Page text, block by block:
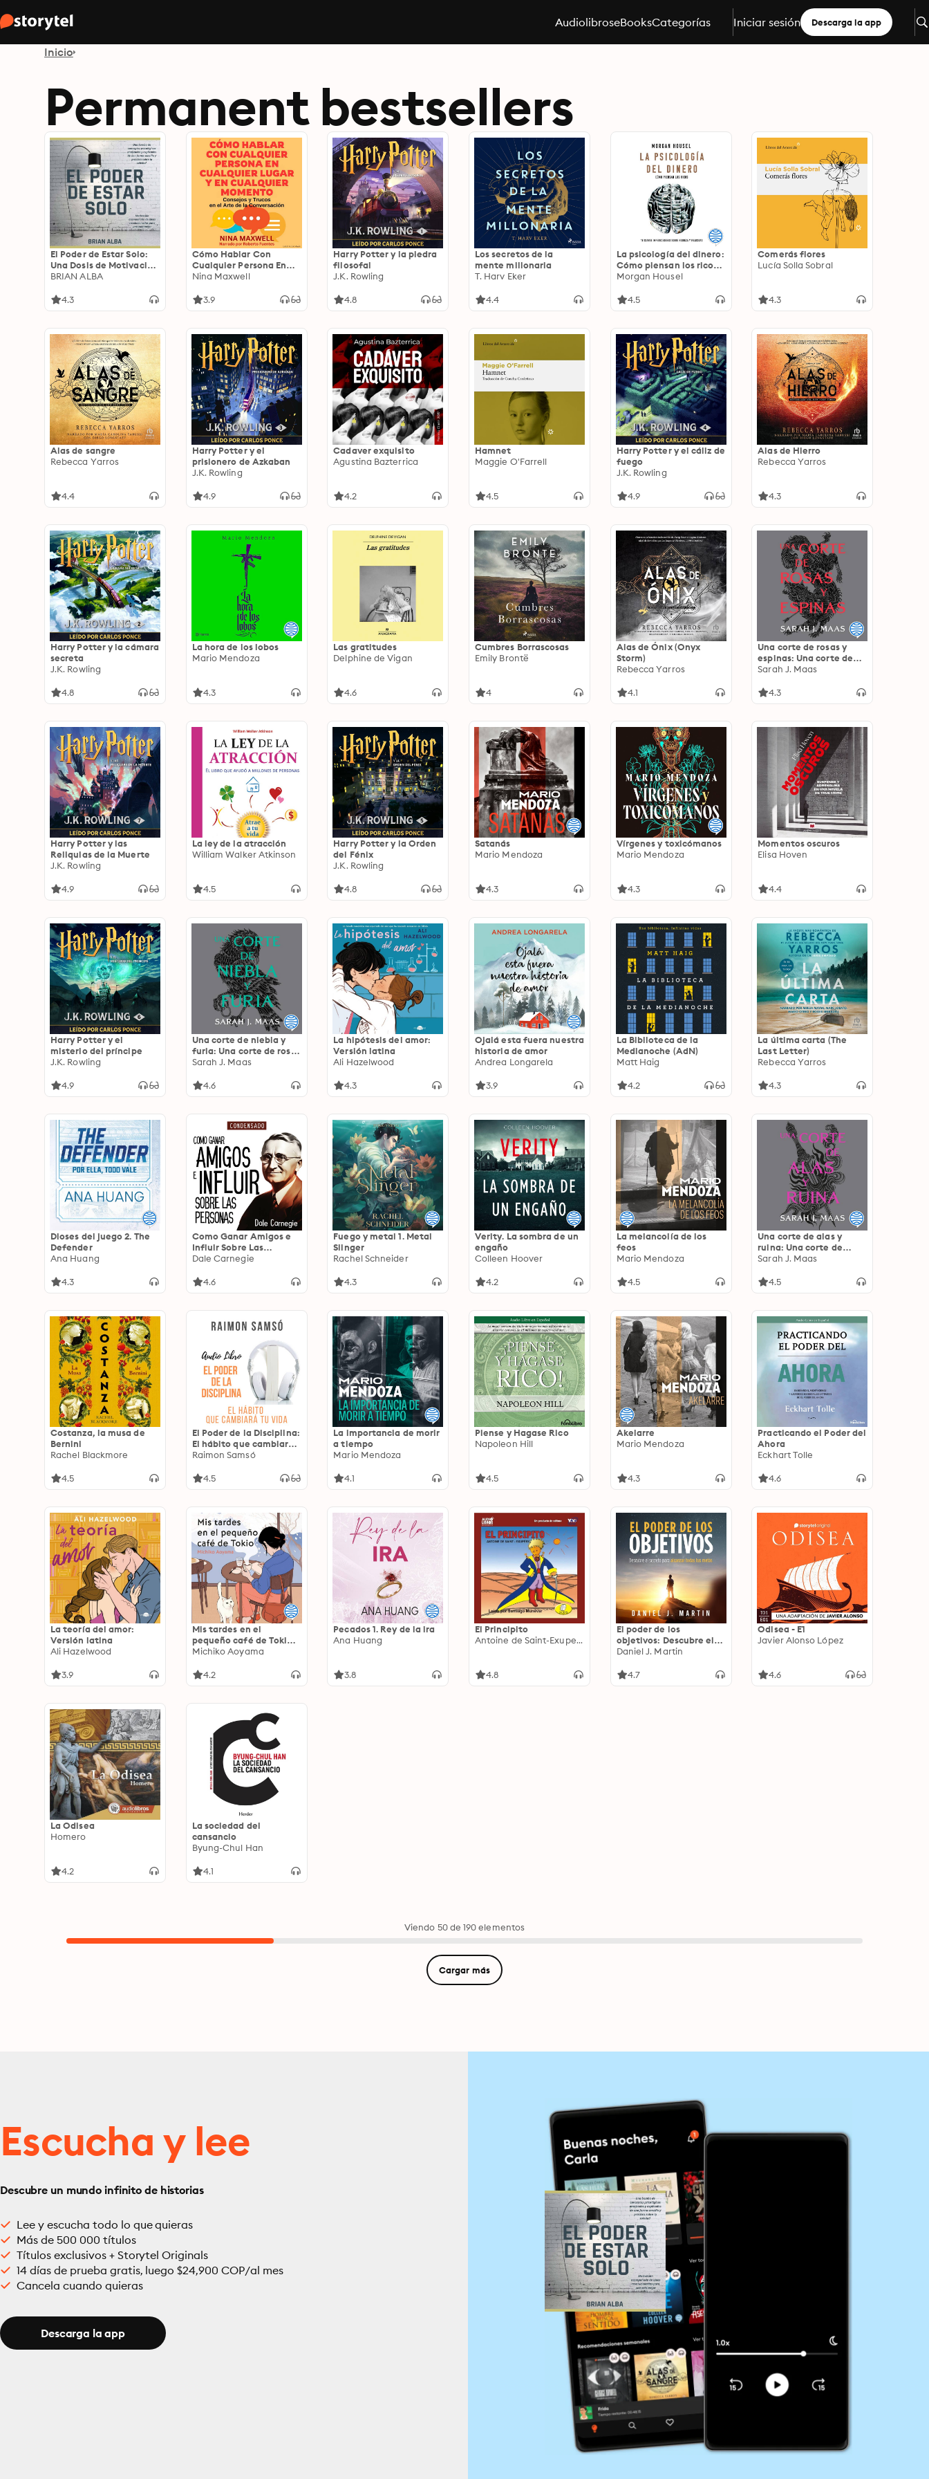
AudiolibroseBooksCategorías Iniciar sesión Descarga la app
Inicio
Permanent bestsellers
El Poder de Estar Solo:
Una Dosis de Motivación
Acompañada de Ideas
una Vida Mejor
BRIAN ALBA
4.3
Cómo Hablar Con
Cualquier Persona En
Cualquier Lugar Y En
Nina Maxwell
3.9
Harry Potter y la piedra
filosofal
J.K. Rowling
4.8
Los secretos de la
mente millonaria
T. Harv Eker
4.4
La psicología del dinero:
Cómo piensan los ricos:
18 claves imperecederas
Morgan Housel
4.5
Comerás flores
Lucía Solla Sobral
4.3
Alas de sangre
Rebecca Yarros
4.4
Harry Potter y el
prisionero de Azkaban
J.K. Rowling
4.9
Cadaver exquisito
Agustina Bazterrica
4.2
Hamnet
Maggie O'Farrell
4.5
Harry Potter y el cáliz de
fuego
J.K. Rowling
4.9
Alas de Hierro
Rebecca Yarros
4.3
Harry Potter y la cámara
secreta
J.K. Rowling
4.8
La hora de los lobos
Mario Mendoza
4.3
Las gratitudes
Delphine de Vigan
4.6
Cumbres Borrascosas
Emily Brontë
4
Alas de Ónix (Onyx
Storm)
Rebecca Yarros
4.1
Una corte de rosas y
espinas: Una corte de
rosas y espinas 1
Sarah J. Maas
4.3
Harry Potter y las
Reliquias de la Muerte
J.K. Rowling
4.9
La ley de la atracción
William Walker Atkinson
4.5
Harry Potter y la Orden
del Fénix
J.K. Rowling
4.8
Satanás
Mario Mendoza
4.3
Vírgenes y toxicómanos
Mario Mendoza
4.3
Momentos oscuros
Elisa Hoven
4.4
Harry Potter y el
misterio del príncipe
J.K. Rowling
4.9
Una corte de niebla y
furia: Una corte de rosas
y espinas 2
Sarah J. Maas
4.6
La hipótesis del amor:
Versión latina
Ali Hazelwood
4.3
Ojalá esta fuera nuestra
historia de amor
Andrea Longarela
3.9
La Biblioteca de la
Medianoche (AdN)
Matt Haig
4.2
La última carta (The
Last Letter)
Rebecca Yarros
4.3
Dioses del juego 2. The
Defender
Ana Huang
4.3
Como Ganar Amigos e
Influir Sobre Las
Personas (Condensado)
Influence People
Dale Carnegie
4.6
Fuego y metal 1. Metal
Slinger
Rachel Schneider
4.3
Verity. La sombra de un
engaño
Colleen Hoover
4.2
La melancolía de los
feos
Mario Mendoza
4.5
Una corte de alas y
ruina: Una corte de
rosas y espinas 3
Sarah J. Maas
4.5
Costanza, la musa de
Bernini
Rachel Blackmore
4.5
El Poder de la Disciplina:
El hábito que cambiará
tu vida
Raimon Samsó
4.5
La importancia de morir
a tiempo
Mario Mendoza
4.1
Piense y Hagase Rico
Napoleon Hill
4.5
Akelarre
Mario Mendoza
4.3
Practicando el Poder del
Ahora
Eckhart Tolle
4.6
La teoría del amor:
Versión latina
Ali Hazelwood
3.9
Mis tardes en el
pequeño café de Tokio:
La gran maestra del
Michiko Aoyama
4.2
Pecados 1. Rey de la ira
Ana Huang
3.8
El Principito
Antoine de Saint-Exupery
4.8
El poder de los
objetivos: Descubre el
secreto para alcanzar
Daniel J. Martin
4.7
Odisea - E1
Javier Alonso López
4.6
La Odisea
Homero
4.2
La sociedad del
cansancio
Byung-Chul Han
4.1
Viendo 50 de 190 elementos
Cargar más
Escucha y lee
Descubre un mundo infinito de historias
Lee y escucha todo lo que quieras
Más de 500 000 títulos
Títulos exclusivos + Storytel Originals
14 días de prueba gratis, luego $24,900 COP/al mes
Cancela cuando quieras
Descarga la app